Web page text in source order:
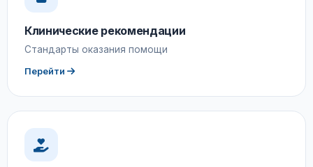
Клинические рекомендации
Стандарты оказания помощи
Перейти